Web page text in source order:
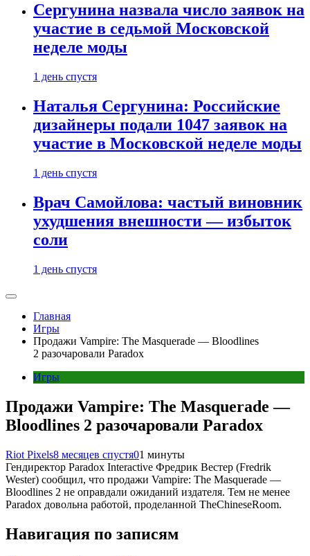
Сергунина назвала число заявок на
участие в седьмой Московской
неделе моды
1 день спустя
Наталья Сергунина: Российские
дизайнеры подали 1047 заявок на
участие в Московской неделе моды
1 день спустя
Врач Самойлова: частый виновник
ухудшения внешности — избыток
соли
1 день спустя
Главная
Игры
Продажи Vampire: The Masquerade — Bloodlines
2 разочаровали Paradox
Игры
Продажи Vampire: The Masquerade —
Bloodlines 2 разочаровали Paradox
Riot Pixels8 месяцев спустя01 минуты
Гендиректор Paradox Interactive Фредрик Вестер (Fredrik
Wester) сообщил, что продажи Vampire: The Masquerade —
Bloodlines 2 не оправдали ожиданий издателя. Тем не менее
Paradox довольна работой, проделанной TheChineseRoom.
Навигация по записям